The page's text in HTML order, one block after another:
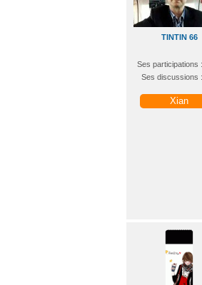
TINTIN 66
Ses participations
Ses discussions :
Xian